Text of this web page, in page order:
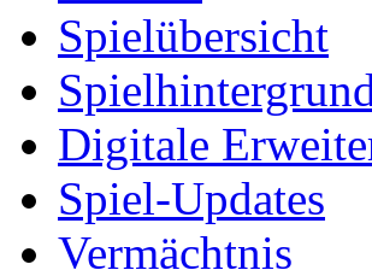
Spielübersicht
Digitale
Spiel-Updates
Vermächtnis